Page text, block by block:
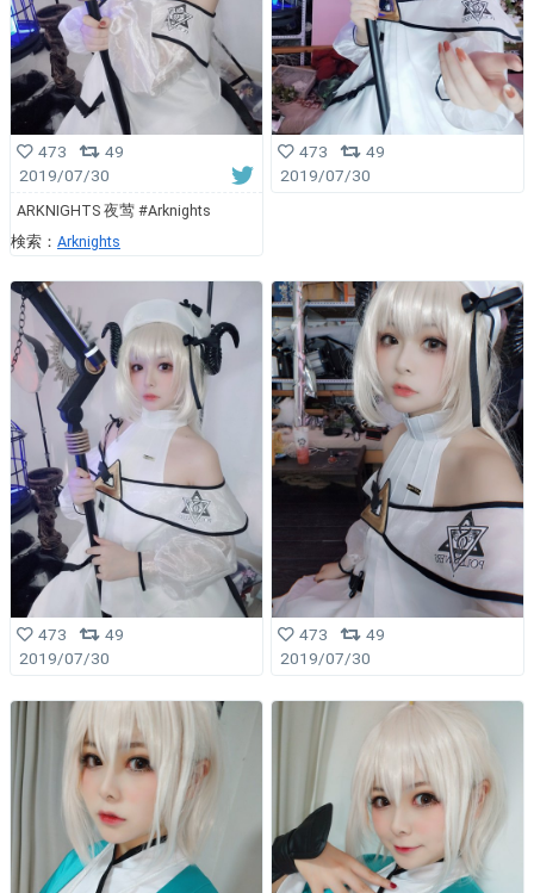
473
49
2019/07/30
ARKNIGHTS 夜莺 #Arknights
検索： Arknights
473
49
2019/07/30
473
49
2019/07/30
473
49
2019/07/30